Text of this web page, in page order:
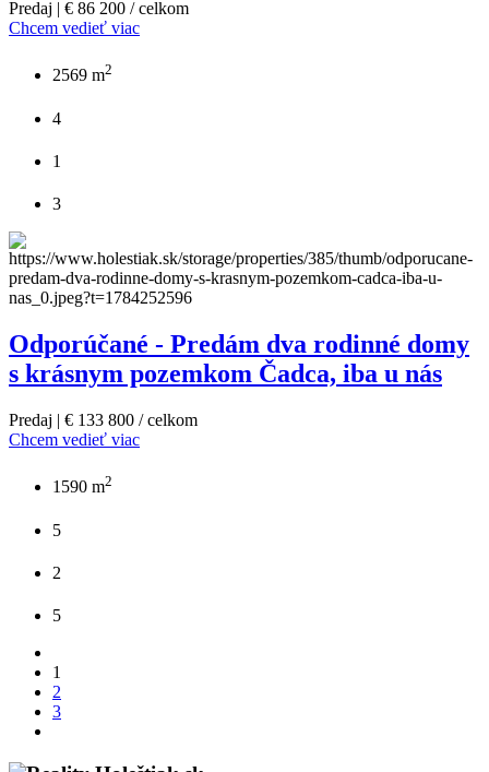
Predaj | € 86 200 / celkom
Chcem vedieť viac
2569 m2
4
1
3
Odporúčané - Predám dva rodinné domy
s krásnym pozemkom Čadca, iba u nás
Predaj | € 133 800 / celkom
Chcem vedieť viac
1590 m2
5
2
5
1
2
3